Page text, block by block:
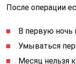
После операции
В первую ночь
Умываться
Месяц нельзя